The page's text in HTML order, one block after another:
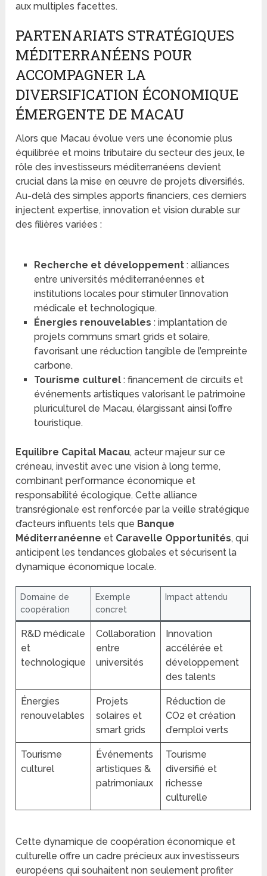
aux multiples facettes.
PARTENARIATS STRATÉGIQUES
MÉDITERRANÉENS POUR
ACCOMPAGNER LA
DIVERSIFICATION ÉCONOMIQUE
ÉMERGENTE DE MACAU
Alors que Macau évolue vers une économie plus
équilibrée et moins tributaire du secteur des jeux, le
rôle des investisseurs méditerranéens devient
crucial dans la mise en œuvre de projets diversifiés.
Au-delà des simples apports financiers, ces derniers
injectent expertise, innovation et vision durable sur
des filières variées :
Recherche et développement: alliances
entre universités méditerranéennes et
institutions locales pour stimuler l’innovation
médicale et technologique.
Énergies renouvelables : implantation de
projets communs smart grids et solaire,
favorisant une réduction tangible de l’empreinte
carbone.
Tourisme culturel: financement de circuits et
événements artistiques valorisant le patrimoine
pluriculturel de Macau, élargissant ainsi l’offre
touristique.
Equilibre Capital Macau, acteur majeur sur ce
créneau, investit avec une vision à long terme,
combinant performance économique et
responsabilité écologique. Cette alliance
transrégionale est renforcée par la veille stratégique
d’acteurs influents tels que Banque
Méditerranéenne et Caravelle Opportunités, qui
anticipent les tendances globales et sécurisent la
dynamique économique locale.
Domaine de
coopération
Exemple
concret
Impact attendu
R&D médicale
et
technologique
Collaboration
entre
universités
Innovation
accélérée et
développement
des talents
Énergies
renouvelables
Projets
solaires et
smart grids
Réduction de
CO2 et création
d’emploi verts
Tourisme
culturel
Événements
artistiques &
patrimoniaux
Tourisme
diversifié et
richesse
culturelle
Cette dynamique de coopération économique et
culturelle offre un cadre précieux aux investisseurs
européens qui souhaitent non seulement profiter